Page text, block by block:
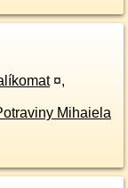
¤,
Mihaiela